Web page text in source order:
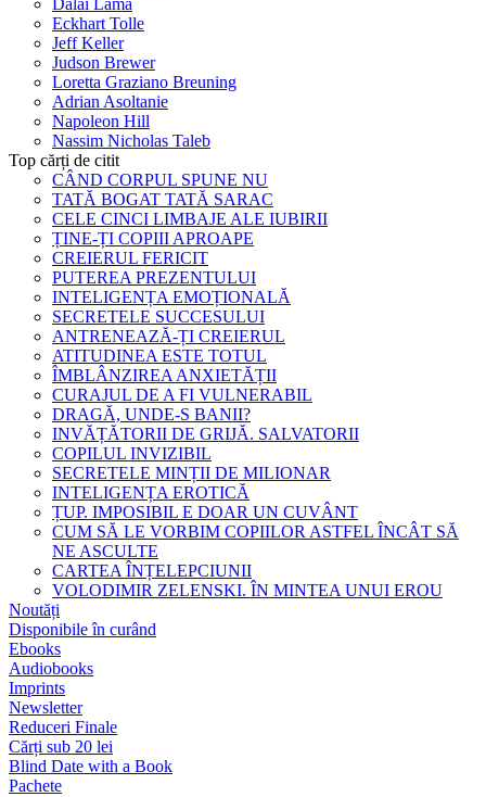
Dalai Lama
Eckhart Tolle
Jeff Keller
Judson Brewer
Loretta Graziano Breuning
Adrian Asoltanie
Napoleon Hill
Nassim Nicholas Taleb
Top cărți de citit
CÂND CORPUL SPUNE NU
TATĂ BOGAT TATĂ SARAC
CELE CINCI LIMBAJE ALE IUBIRII
ȚINE-ȚI COPIII APROAPE
CREIERUL FERICIT
PUTEREA PREZENTULUI
INTELIGENȚA EMOȚIONALĂ
SECRETELE SUCCESULUI
ANTRENEAZĂ-ȚI CREIERUL
ATITUDINEA ESTE TOTUL
ÎMBLÂNZIREA ANXIETĂȚII
CURAJUL DE A FI VULNERABIL
DRAGĂ, UNDE-S BANII?
INVĂȚĂTORII DE GRIJĂ. SALVATORII
COPILUL INVIZIBIL
SECRETELE MINȚII DE MILIONAR
INTELIGENȚA EROTICĂ
ȚUP. IMPOSIBIL E DOAR UN CUVÂNT
CUM SĂ LE VORBIM COPIILOR ASTFEL ÎNCÂT SĂ
NE ASCULTE
CARTEA ÎNȚELEPCIUNII
VOLODIMIR ZELENSKI. ÎN MINTEA UNUI EROU
Noutăți
Disponibile în curând
Ebooks
Audiobooks
Imprints
Newsletter
Reduceri Finale
Cărți sub 20 lei
Blind Date with a Book
Pachete